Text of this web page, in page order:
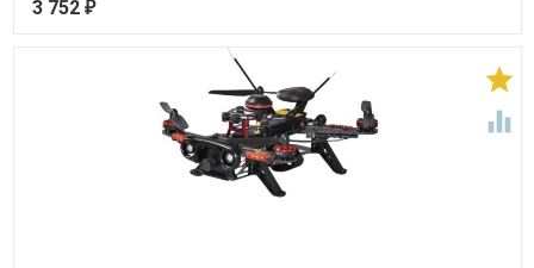
3 752 ₽

